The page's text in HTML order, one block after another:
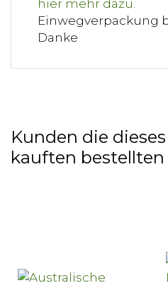
Einwegverpackung
Danke
Kunden die
kauften bestellten